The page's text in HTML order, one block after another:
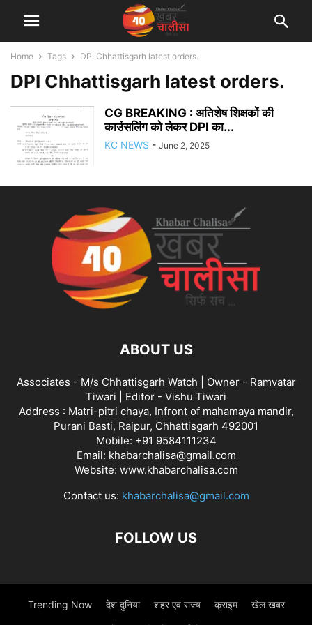
Home Tags DPI Chhattisgarh latest orders.
DPI Chhattisgarh latest orders.
CG BREAKING : अतिशेष शिक्षकों की
काउंसलिंग को लेकर DPI का...
KC NEWS - June 2, 2025
ABOUT US
Associates - M/s Chhattisgarh Watch | Owner - Ramvatar
Tiwari | Editor - Vishu Tiwari
Address : Matri-pitri chaya, Infront of mahamaya mandir,
Purani Basti, Raipur, Chhattisgarh 492001
Mobile: +91 9584111234
Email: khabarchalisa@gmail.com
Website: www.khabarchalisa.com
Contact us: khabarchalisa@gmail.com
FOLLOW US
Trending Now देश दुनिया शहर एवं राज्य क्राइम खेल खबर